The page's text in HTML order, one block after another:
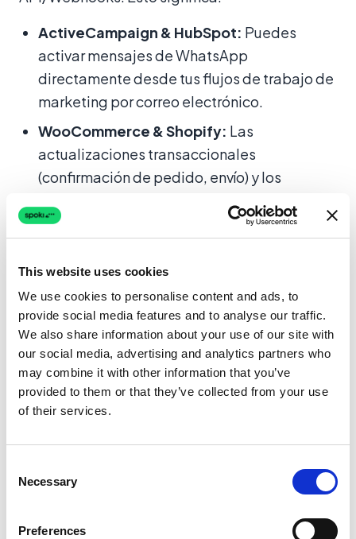
This website uses cookies
We use cookies to personalise content and ads, to
provide social media features and to analyse our traffic.
We also share information about your use of our site with
our social media, advertising and analytics partners who
may combine it with other information that you’ve
provided to them or that they’ve collected from your use
of their services.
Selection
Necessary
Preferences
ActiveCampaign & HubSpot: Puedes
activar mensajes de WhatsApp
directamente desde tus flujos de trabajo de
marketing por correo electrónico.
WooCommerce & Shopify: Las
actualizaciones transaccionales
(confirmación de pedido, envío) y los
se producen automáticamente.
Facebook:Cuando un cliente potencial
completa un formulario en Facebook o
Instagram, recibe instantáneamente un
mensaje de WhatsApp de Spoki para
calificarlo, aumentando drásticamente la
velocidad de contacto con el cliente
potencial.
Si una plataforma como Plazbot requiere
cargas manuales de CSV para enviar mensajes